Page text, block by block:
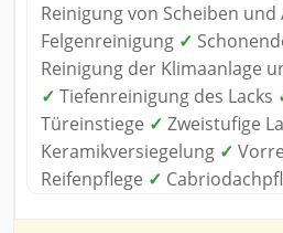
Reinigung von Scheiben
Felgenreinigung ✓
Reinigung der Klimaanlage
✓ Tiefenreinigung des Lacks
Türeinstiege ✓ Zweistufige
Keramikversiegelung ✓
Reifenpflege ✓